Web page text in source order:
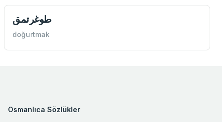
طوغرتمق
doğurtmak
Osmanlıca Sözlükler